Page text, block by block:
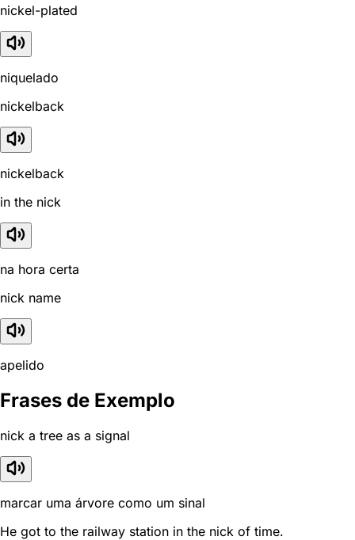
nickel-plated
niquelado
nickelback
nickelback
in the nick
na hora certa
nick name
apelido
Frases de Exemplo
nick a tree as a signal
marcar uma árvore como um sinal
He got to the railway station in the nick of time.